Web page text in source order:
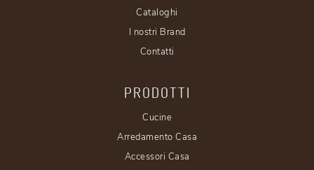
Cataloghi
I nostri Brand
Contatti
PRODOTTI
Cucine
Arredamento Casa
Accessori Casa